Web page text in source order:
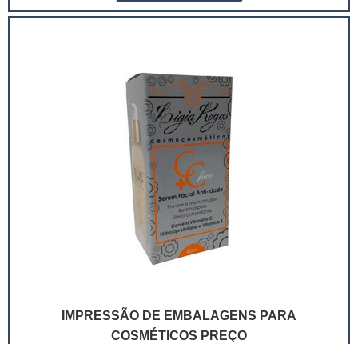
casa dos clientes sem sofrer danos que prejudicam a
IMPRESSÃO DE EMBALAGENS PARA
COSMÉTICOS PREÇO